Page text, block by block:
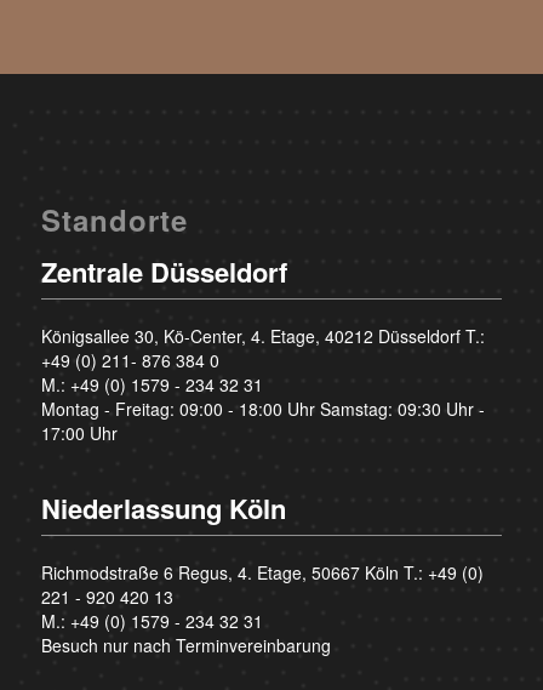
Standorte
Zentrale Düsseldorf
Königsallee 30, Kö-Center, 4. Etage, 40212 Düsseldorf T.:
+49 (0) 211- 876 384 0
M.: +49 (0) 1579 - 234 32 31
Montag - Freitag: 09:00 - 18:00 Uhr Samstag: 09:30 Uhr -
17:00 Uhr
Niederlassung Köln
Richmodstraße 6 Regus, 4. Etage, 50667 Köln T.: +49 (0)
221 - 920 420 13
M.: +49 (0) 1579 - 234 32 31
Besuch nur nach Terminvereinbarung